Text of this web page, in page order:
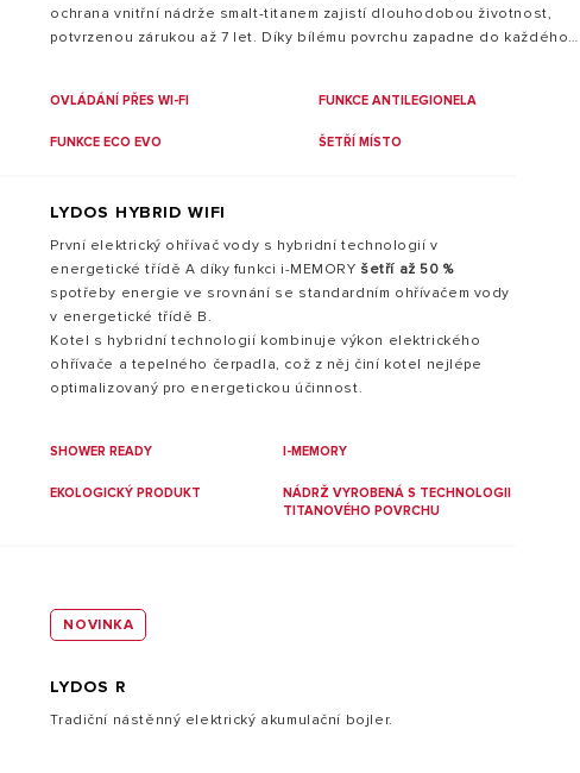
ochrana vnitřní nádrže smalt-titanem zajistí dlouhodobou životnost,
potvrzenou zárukou až 7 let. Díky bílému povrchu zapadne do každého
objemem. S WiFi konektivitou a
aplikací Ariston Net můžete vzdáleně kontrolovat dostupnost teplé
OVLÁDÁNÍ PŘES WI-FI FUNKCE ANTILEGIONELA
FUNKCE ECO EVO ŠETŘÍ MÍSTO
LYDOS HYBRID WIFI
První elektrický ohřívač vody s hybridní technologií v
energetické třídě A díky funkci i-MEMORY šetří až 50 %
spotřeby energie ve srovnání se standardním ohřívačem vody
v energetické třídě B.
Kotel s hybridní technologií kombinuje výkon elektrického
ohřívače a tepelného čerpadla, což z něj činí kotel nejlépe
optimalizovaný pro energetickou účinnost.
SHOWER READY I-MEMORY
EKOLOGICKÝ PRODUKT
NÁDRŽ VYROBENÁ S TECHNOLOGII
TITANOVÉHO POVRCHU
NOVINKA
LYDOS R
Tradiční nástěnný elektrický akumulační bojler.